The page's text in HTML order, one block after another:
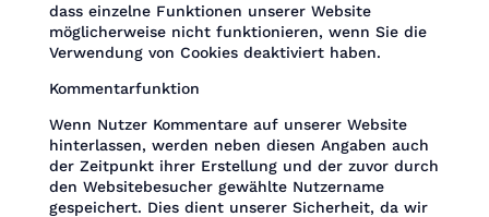
dass einzelne Funktionen unserer Website
möglicherweise nicht funktionieren, wenn Sie die
Verwendung von Cookies deaktiviert haben.
Kommentarfunktion
Wenn Nutzer Kommentare auf unserer Website
hinterlassen, werden neben diesen Angaben auch
der Zeitpunkt ihrer Erstellung und der zuvor durch
den Websitebesucher gewählte Nutzername
gespeichert. Dies dient unserer Sicherheit, da wir